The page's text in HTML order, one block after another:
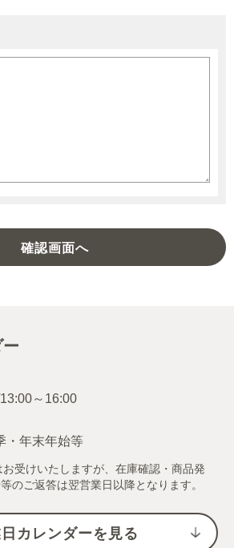
・年末年始等
受けいたしますが、在庫確認・商品発
のご返答は翌営業日以降となります。
カレンダーを見る